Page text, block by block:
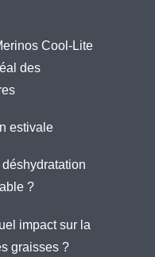
Cool-Lite
des
estivale
?
impact sur la
graisses ?